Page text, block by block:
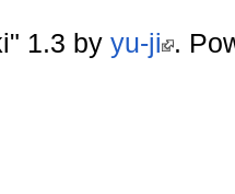
1.3 by yu-ji .